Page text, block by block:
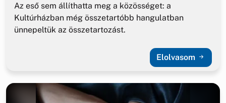
Az eső sem állíthatta meg a közösséget: a
Kultúrházban még összetartóbb hangulatban
ünnepeltük az összetartozást.
Elolvasom